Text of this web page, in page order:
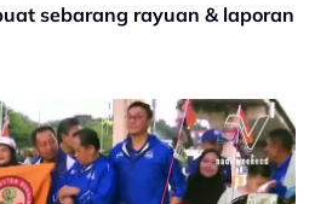
sebarang rayuan & laporan